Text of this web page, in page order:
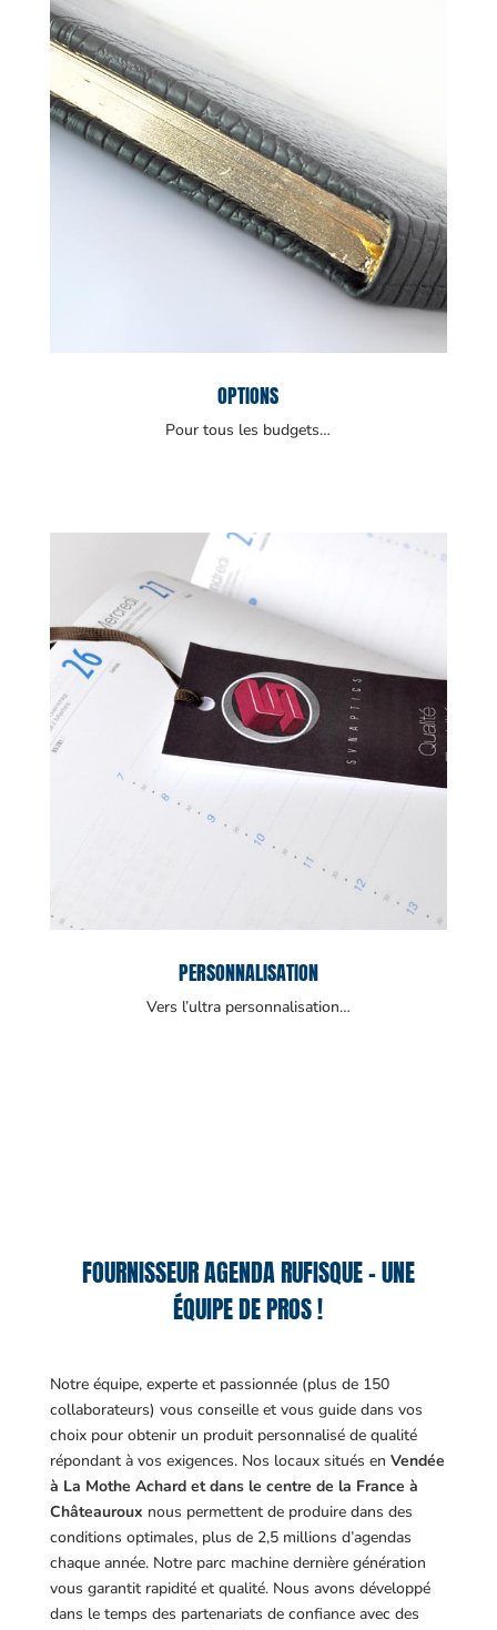
OPTIONS
Pour tous les budgets…
PERSONNALISATION
Vers l’ultra personnalisation…
FOURNISSEUR AGENDA RUFISQUE – UNE
ÉQUIPE DE PROS !
Notre équipe, experte et passionnée (plus de 150
collaborateurs) vous conseille et vous guide dans vos
choix pour obtenir un produit personnalisé de qualité
répondant à vos exigences. Nos locaux situés en Vendée
à La Mothe Achard et dans le centre de la France à
Châteauroux nous permettent de produire dans des
conditions optimales, plus de 2,5 millions d’agendas
chaque année. Notre parc machine dernière génération
vous garantit rapidité et qualité. Nous avons développé
dans le temps des partenariats de confiance avec des